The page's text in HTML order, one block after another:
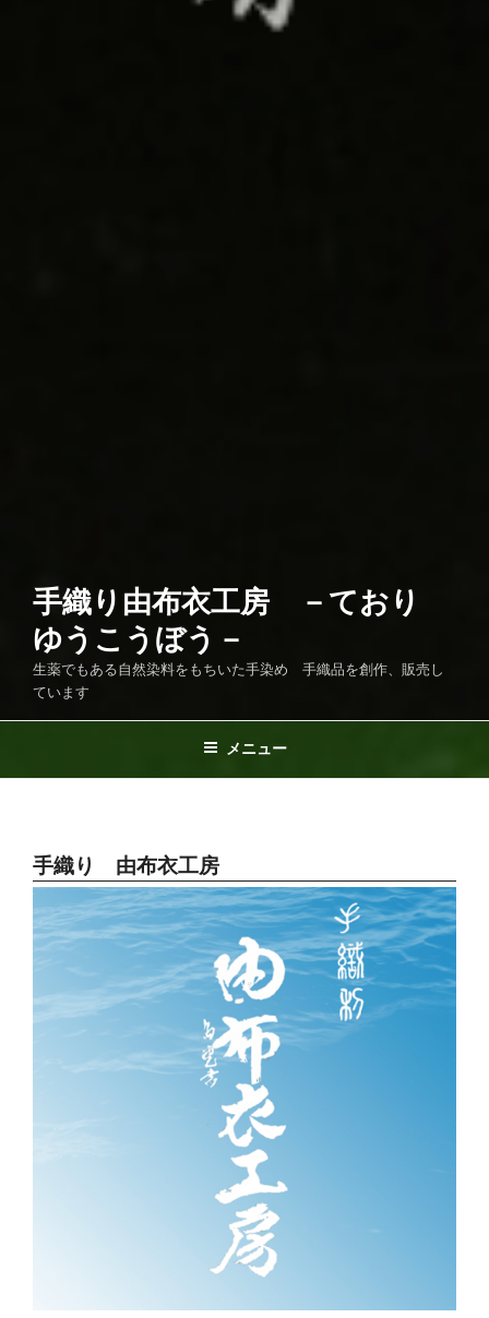
手織り由布衣工房 －ており
ゆうこうぼう－
生薬でもある自然染料をもちいた手染め 手織品を創作、販売し
ています
メニュー
手織り 由布衣工房